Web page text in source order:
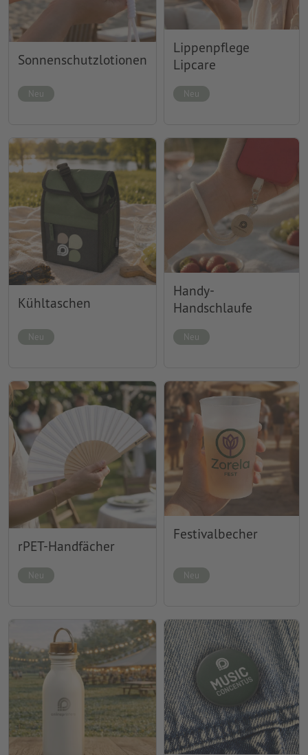
Sonnenschutzlotionen
Neu
Lippenpflege
Lipcare
Neu
Kühltaschen
Neu
Handy-
Handschlaufe
Neu
rPET-Handfächer
Neu
Festivalbecher
Neu